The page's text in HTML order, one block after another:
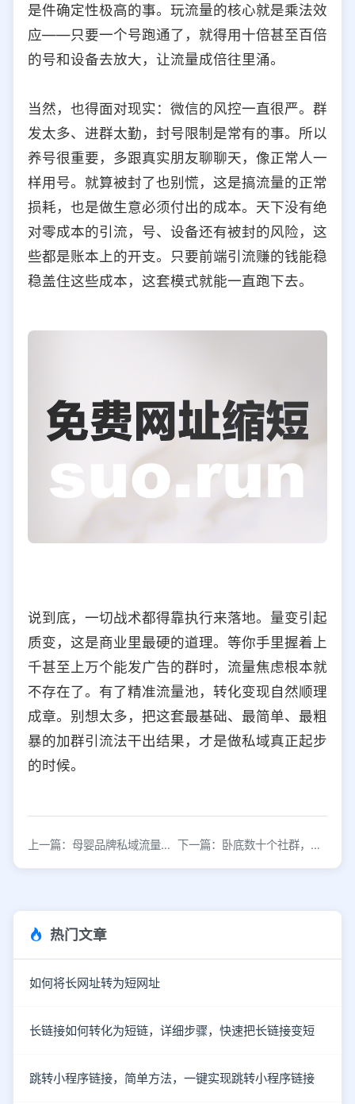
是件确定性极高的事。玩流量的核心就是乘法效
应——只要一个号跑通了，就得用十倍甚至百倍
的号和设备去放大，让流量成倍往里涌。
当然，也得面对现实：微信的风控一直很严。群
发太多、进群太勤，封号限制是常有的事。所以
养号很重要，多跟真实朋友聊聊天，像正常人一
样用号。就算被封了也别慌，这是搞流量的正常
损耗，也是做生意必须付出的成本。天下没有绝
对零成本的引流，号、设备还有被封的风险，这
些都是账本上的开支。只要前端引流赚的钱能稳
稳盖住这些成本，这套模式就能一直跑下去。
说到底，一切战术都得靠执行来落地。量变引起
质变，这是商业里最硬的道理。等你手里握着上
千甚至上万个能发广告的群时，流量焦虑根本就
不存在了。有了精准流量池，转化变现自然顺理
成章。别想太多，把这套最基础、最简单、最粗
暴的加群引流法干出结果，才是做私域真正起步
的时候。
上一篇：母婴品牌私域流量运营攻略：从引流到变现全解析 下一篇：卧底数十个社群，今年到底该如何做好社群运营
热门文章
如何将长网址转为短网址
长链接如何转化为短链，详细步骤，快速把长链接变短
跳转小程序链接，简单方法，一键实现跳转小程序链接